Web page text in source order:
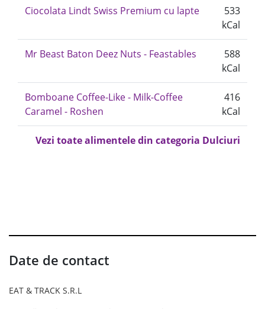
Ciocolata Lindt Swiss Premium cu lapte
533
kCal
Mr Beast Baton Deez Nuts - Feastables
588
kCal
Bomboane Coffee-Like - Milk-Coffee
Caramel - Roshen
416
kCal
Vezi toate alimentele din categoria Dulciuri
Date de contact
EAT & TRACK S.R.L